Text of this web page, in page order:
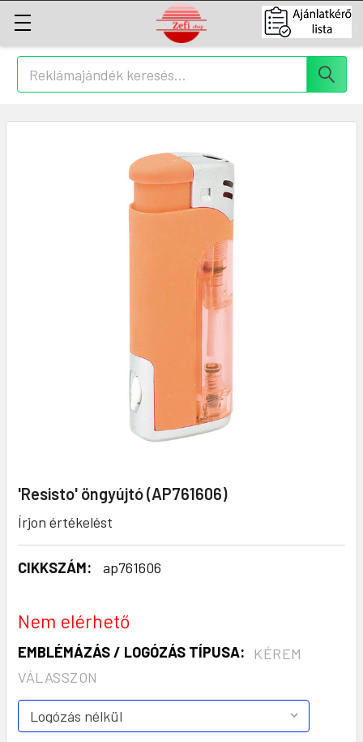
Keresés
'Resisto' öngyújtó (AP761606)
Írjon értékelést
CIKKSZÁM: ap761606
Nem elérhető
EMBLÉMÁZÁS / LOGÓZÁS TÍPUSA:
KÉREM
VÁLASSZON